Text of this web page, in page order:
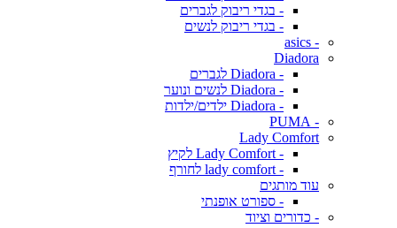
- בגדי ריבוק לגברים
- בגדי ריבוק לנשים
- asics
Diadora
- Diadora לגברים
- Diadora לנשים ונוער
- Diadora ילדים/ילדות
- PUMA
Lady Comfort
- Lady Comfort לקיץ
- lady comfort לחורף
עוד מותגים
- ספורט אופנתי
- כדורים וציוד